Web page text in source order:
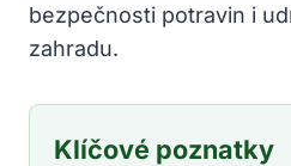
bezpečnosti potravin i
zahradu.
Klíčové poznatky